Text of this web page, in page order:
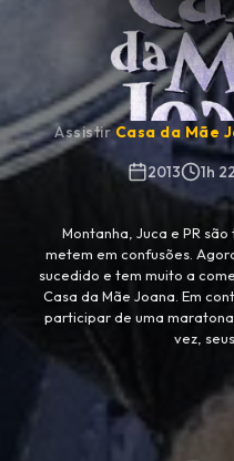
AssistirCasa da Mãe
2013
1h
Montanha, Juca e PR
metem em confusões.
sucedido e tem muito a
Casa da Mãe Joana. Em
participar de uma maratona
vez, seus